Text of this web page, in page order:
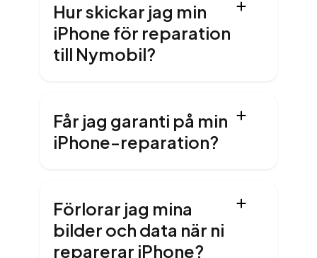
Hur skickar jag min
iPhone för reparation
till Nymobil?
Får jag garanti på min
iPhone-reparation?
Förlorar jag mina
bilder och data när ni
reparerar iPhone?